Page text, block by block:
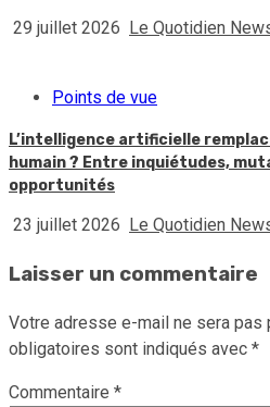
29 juillet 2026 Le Quotidien
Points de vue
L’intelligence artificielle
humain ? Entre inquiétudes,
opportunités
23 juillet 2026 Le Quotidien
Laisser un commentaire
Votre adresse e-mail ne sera pas
obligatoires sont indiqués avec *
Commentaire *